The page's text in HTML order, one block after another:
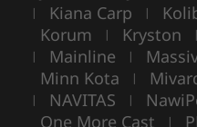
| Kiana Carp |
Korum | Kryston |
| Mainline |
Minn Kota |
| NAVITAS |
One More Cast |